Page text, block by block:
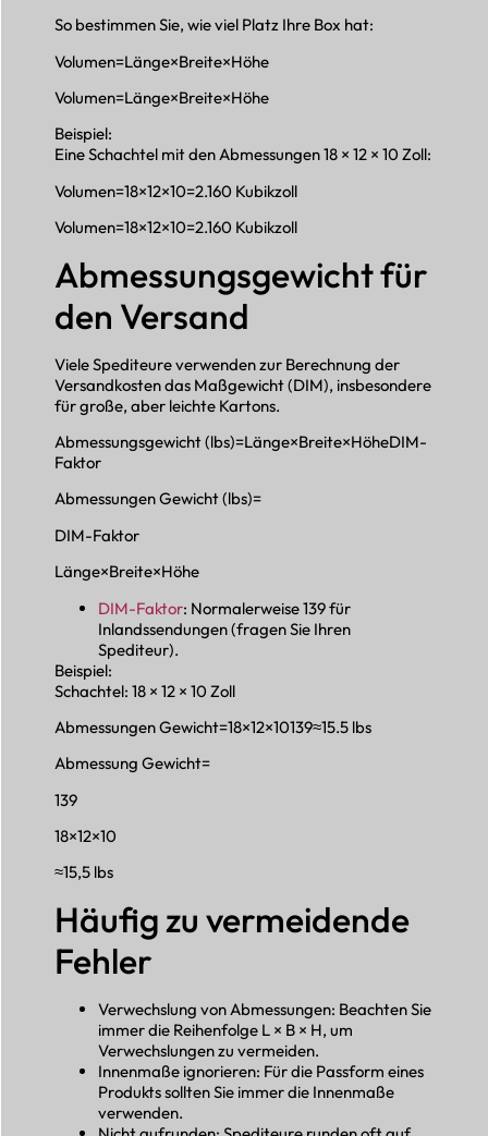
So bestimmen Sie, wie viel Platz Ihre Box hat:
Volumen=Länge×Breite×Höhe
Volumen=Länge×Breite×Höhe
Beispiel:
Eine Schachtel mit den Abmessungen 18 × 12 × 10 Zoll:
Volumen=18×12×10=2.160 Kubikzoll
Volumen=18×12×10=2.160 Kubikzoll
Abmessungsgewicht für
den Versand
Viele Spediteure verwenden zur Berechnung der
Versandkosten das Maßgewicht (DIM), insbesondere
für große, aber leichte Kartons.
Abmessungsgewicht (lbs)=Länge×Breite×HöheDIM-
Faktor
Abmessungen Gewicht (lbs)=
DIM-Faktor
Länge×Breite×Höhe
DIM-Faktor: Normalerweise 139 für
Inlandssendungen (fragen Sie Ihren
Spediteur).
Beispiel:
Schachtel: 18 × 12 × 10 Zoll
Abmessungen Gewicht=18×12×10139≈15.5 lbs
Abmessung Gewicht=
139
18×12×10
≈15,5 lbs
Häufig zu vermeidende
Fehler
Verwechslung von Abmessungen: Beachten Sie
immer die Reihenfolge L × B × H, um
Verwechslungen zu vermeiden.
Innenmaße ignorieren: Für die Passform eines
Produkts sollten Sie immer die Innenmaße
verwenden.